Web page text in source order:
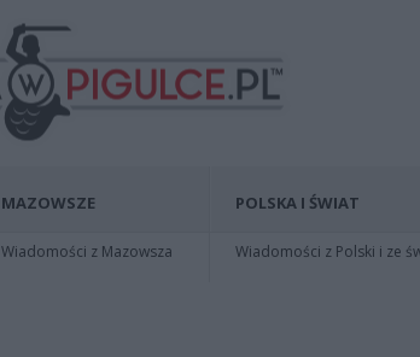
MAZOWSZE
Wiadomości z Mazowsza
POLSKA I ŚWIAT
Wiadomości z Polski i ze